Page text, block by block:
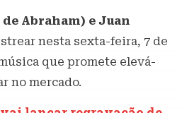
Abraham) e Juan
nesta sexta-feira, 7 de
que promete elevá-
no mercado.